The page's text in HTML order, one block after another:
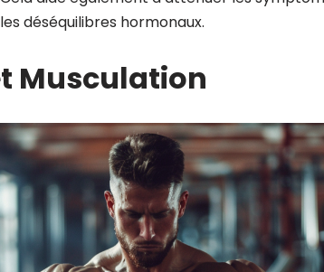
déséquilibres hormonaux.
Musculation